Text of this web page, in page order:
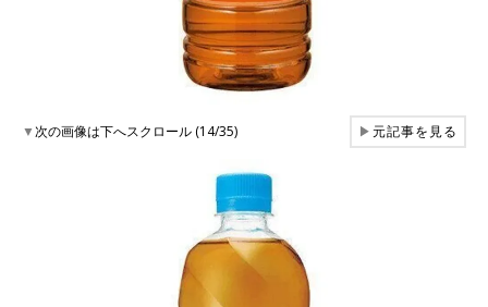
▼次の画像は下へスクロール (14/35) ▶元記事を見る